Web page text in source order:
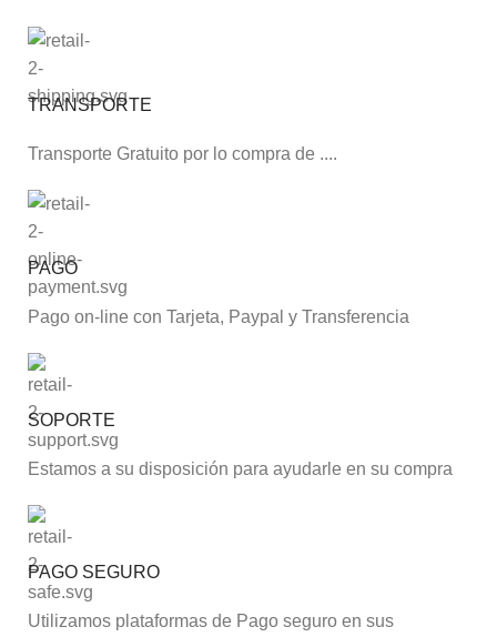
TRANSPORTE
Transporte Gratuito por lo compra de ....
PAGO
Pago on-line con Tarjeta, Paypal y Transferencia
SOPORTE
Estamos a su disposición para ayudarle en su compra
PAGO SEGURO
Utilizamos plataformas de Pago seguro en sus